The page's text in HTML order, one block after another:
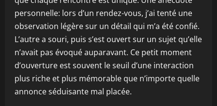
personnelle: lors d’un rendez-vous, j’ai tenté une
observation légère sur un détail qui m’a été confié.
L’autre a souri, puis s’est ouvert sur un sujet qu’elle
n’avait pas évoqué auparavant. Ce petit moment
d’ouverture est souvent le seuil d’une interaction
plus riche et plus mémorable que n’importe quelle
annonce séduisante mal placée.